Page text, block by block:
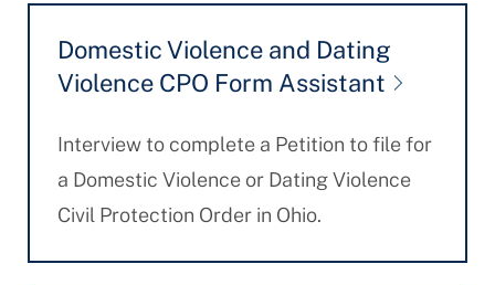
Domestic Violence and Dating
Violence CPO Form Assistant
Interview to complete a Petition to file for
a Domestic Violence or Dating Violence
Civil Protection Order in Ohio.